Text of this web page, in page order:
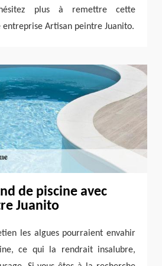
plus à remettre cette
Artisan peintre Juanito.
de piscine avec
Juanito
les algues pourraient envahir
ce qui la rendrait insalubre,